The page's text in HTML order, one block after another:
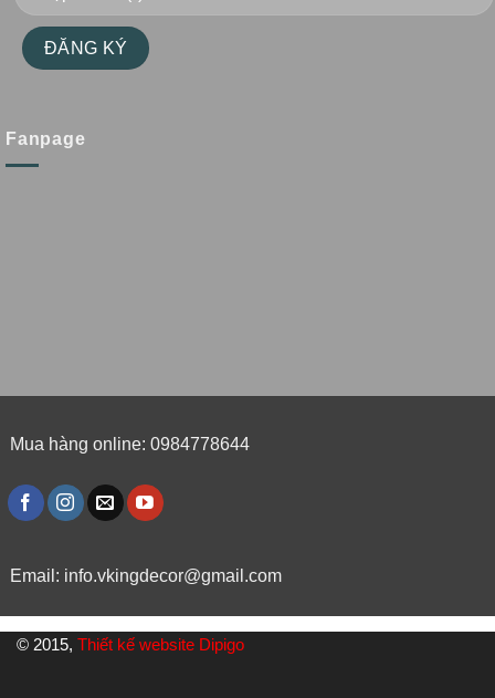
Fanpage
Mua hàng online: 0984778644
Email: info.vkingdecor@gmail.com
© 2015, Thiết kế website Dipigo